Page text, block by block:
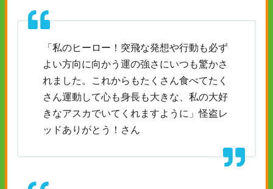
「私のヒーロー！突飛な発想や行動も必ず
よい方向に向かう運の強さにいつも驚かさ
れました。これからもたくさん食べてたく
さん運動して心も身長も大きな、私の大好
きなアスカでいてくれますように」怪盗レ
ッドありがとう！さん